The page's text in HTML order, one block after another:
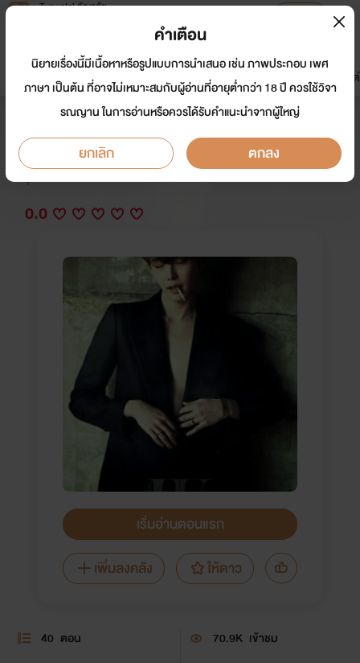
Tunwalai ธัญวลัย
หน้าแรก นิยาย อีบุ๊ก การ์ตูน
มาใหม่
ดรีมแชท ธัญลิสต์
ตกหลุมหัวใจนายมาเฟีย
นักเขียน: อัยย๊ะ
Y
0.0
เริ่มอ่านตอนแรก
เพิ่มลงคลัง
ให้ดาว
40 ตอน 70.9K เข้าชม
คำเตือน
นิยายเรื่องนี้มีเนื้อหาหรือรูปแบบการนำเสนอ เช่น ภาพประกอบ เพศ
ภาษา เป็นต้น ที่อาจไม่เหมาะสมกับผู้อ่านที่อายุต่ำกว่า 18 ปี ควรใช้วิจา
รณญาน ในการอ่านหรือควรได้รับคำแนะนำจากผู้ใหญ่
ยกเลิก ตกลง